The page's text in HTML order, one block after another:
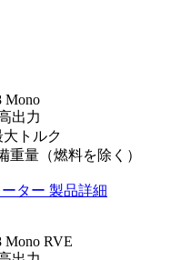
Mono
出力
大トルク
重量（燃料を除く）
ター 製品詳細
Mono RVE